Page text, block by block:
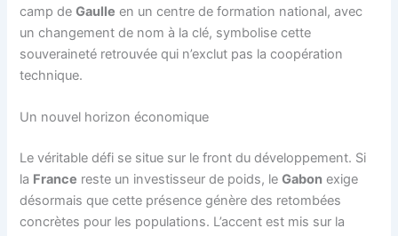
camp deGaulle en un centre de formation national, avec
un changement de nom à la clé, symbolise cette
souveraineté retrouvée qui n’exclut pas la coopération
technique.
Un nouvel horizon économique
Le véritable défi se situe sur le front du développement. Si
la France reste un investisseur de poids, leGabon exige
désormais que cette présence génère des retombées
concrètes pour les populations. L’accent est mis sur la